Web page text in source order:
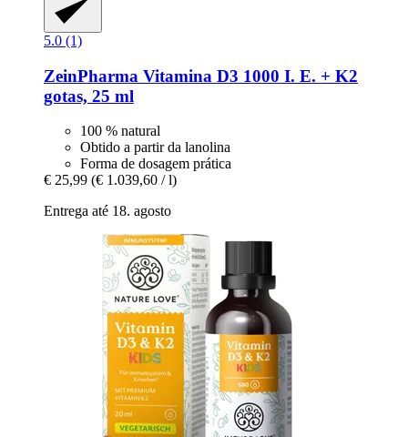
5.0 (1)
ZeinPharma Vitamina D3 1000 I. E. + K2
gotas, 25 ml
100 % natural
Obtido a partir da lanolina
Forma de dosagem prática
€ 25,99 (€ 1.039,60 / l)
Entrega até 18. agosto